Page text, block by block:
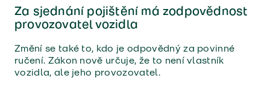
Za sjednání pojištění má zodpovědnost
provozovatel vozidla
Změní se také to, kdo je odpovědný za povinné
ručení. Zákon nově určuje, že to není vlastník
vozidla, ale jeho provozovatel.